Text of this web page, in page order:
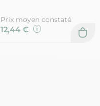
Prix moyen constaté
12,44 €